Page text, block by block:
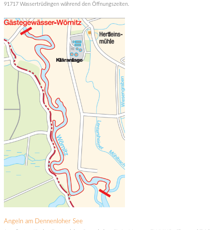
91717 Wassertrüdingen während den Öffnungszeiten.
Angeln am Dennenloher See